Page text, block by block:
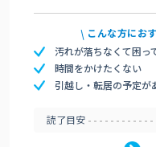
こんな方にお
汚れが落ちなくて困っ
時間をかけたくない
引越し・転居の予定が
読了目安